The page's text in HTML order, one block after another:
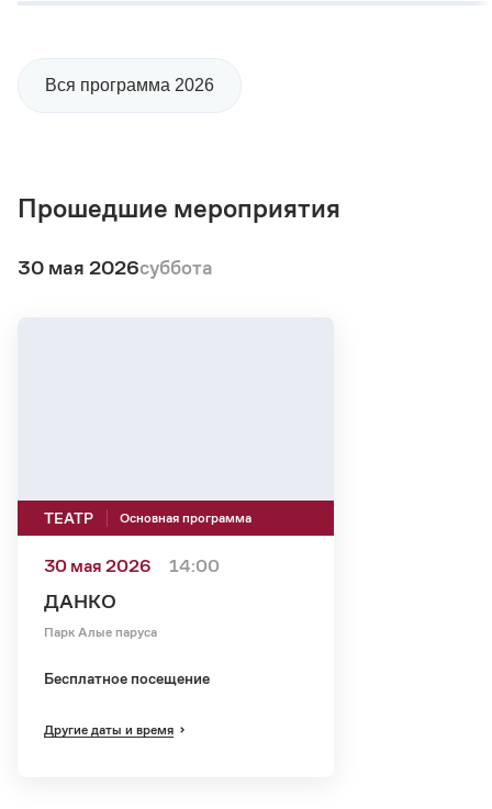
Платоновская премия
Вся программа 2026
Прошедшие мероприятия
30 мая 2026суббота
ТЕАТР Основная программа
30 мая 2026 14:00
ДАНКО
Парк Алые паруса
Бесплатное посещение
Другие даты и время